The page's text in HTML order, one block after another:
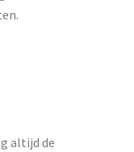
altijd de